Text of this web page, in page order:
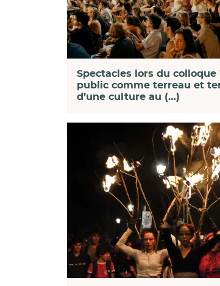
Spectacles lors du colloque
public comme terreau et
d’une culture au (…)